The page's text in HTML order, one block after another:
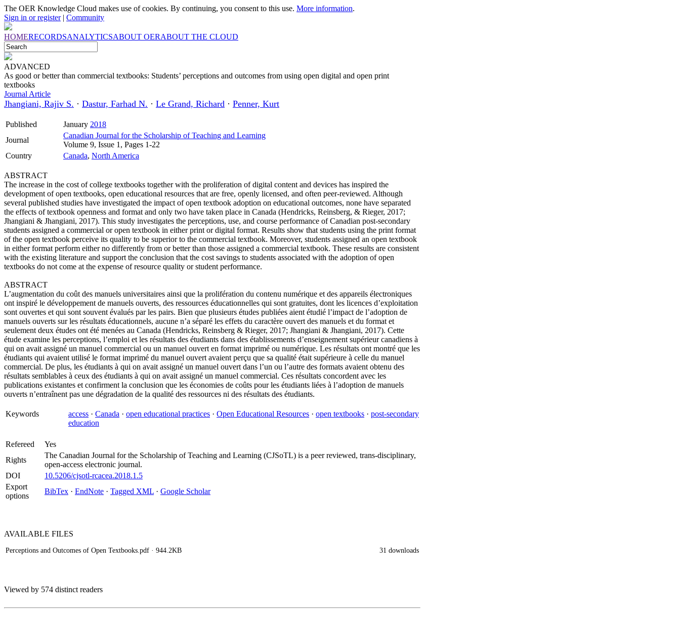
The OER Knowledge Cloud makes use of cookies. By continuing, you consent to this use. More information.
Sign in or register| Community
HOMERECORDSANALYTICSABOUT OERABOUT THE CLOUD
ADVANCED
As good or better than commercial textbooks: Students’ perceptions and outcomes from using open digital and open print
textbooks
Journal Article
Jhangiani, Rajiv S. · Dastur, Farhad N. · Le Grand, Richard · Penner, Kurt
Published January 2018
Journal
Canadian Journal for the Scholarship of Teaching and Learning
Volume 9, Issue 1, Pages 1-22
Country
Canada, North America
ABSTRACT
The increase in the cost of college textbooks together with the proliferation of digital content and devices has inspired the
development of open textbooks, open educational resources that are free, openly licensed, and often peer-reviewed. Although
several published studies have investigated the impact of open textbook adoption on educational outcomes, none have separated
the effects of textbook openness and format and only two have taken place in Canada (Hendricks, Reinsberg, & Rieger, 2017;
Jhangiani & Jhangiani, 2017). This study investigates the perceptions, use, and course performance of Canadian post-secondary
students assigned a commercial or open textbook in either print or digital format. Results show that students using the print format
of the open textbook perceive its quality to be superior to the commercial textbook. Moreover, students assigned an open textbook
in either format perform either no differently from or better than those assigned a commercial textbook. These results are consistent
with the existing literature and support the conclusion that the cost savings to students associated with the adoption of open
textbooks do not come at the expense of resource quality or student performance.
ABSTRACT
L’augmentation du coût des manuels universitaires ainsi que la prolifération du contenu numérique et des appareils électroniques
ont inspiré le développement de manuels ouverts, des ressources éducationnelles qui sont gratuites, dont les licences d’exploitation
sont ouvertes et qui sont souvent évalués par les pairs. Bien que plusieurs études publiées aient étudié l’impact de l’adoption de
manuels ouverts sur les résultats éducationnels, aucune n’a séparé les effets du caractère ouvert des manuels et du format et
seulement deux études ont été menées au Canada (Hendricks, Reinsberg & Rieger, 2017; Jhangiani & Jhangiani, 2017). Cette
étude examine les perceptions, l’emploi et les résultats des étudiants dans des établissements d’enseignement supérieur canadiens à
qui on avait assigné un manuel commercial ou un manuel ouvert en format imprimé ou numérique. Les résultats ont montré que les
étudiants qui avaient utilisé le format imprimé du manuel ouvert avaient perçu que sa qualité était supérieure à celle du manuel
commercial. De plus, les étudiants à qui on avait assigné un manuel ouvert dans l’un ou l’autre des formats avaient obtenu des
résultats semblables à ceux des étudiants à qui on avait assigné un manuel commercial. Ces résultats concordent avec les
publications existantes et confirment la conclusion que les économies de coûts pour les étudiants liées à l’adoption de manuels
ouverts n’entraînent pas une dégradation de la qualité des ressources ni des résultats des étudiants.
Keywords access · Canada · open educational practices · Open Educational Resources · open textbooks · post-secondary
education
Refereed
Yes
Rights
The Canadian Journal for the Scholarship of Teaching and Learning (CJSoTL) is a peer reviewed, trans-disciplinary,
open-access electronic journal.
DOI
10.5206/cjsotl-rcacea.2018.1.5
Export
options
BibTex · EndNote · Tagged XML · Google Scholar
AVAILABLE FILES
Perceptions and Outcomes of Open Textbooks.pdf · 944.2KB 31 downloads
Viewed by 574 distinct readers